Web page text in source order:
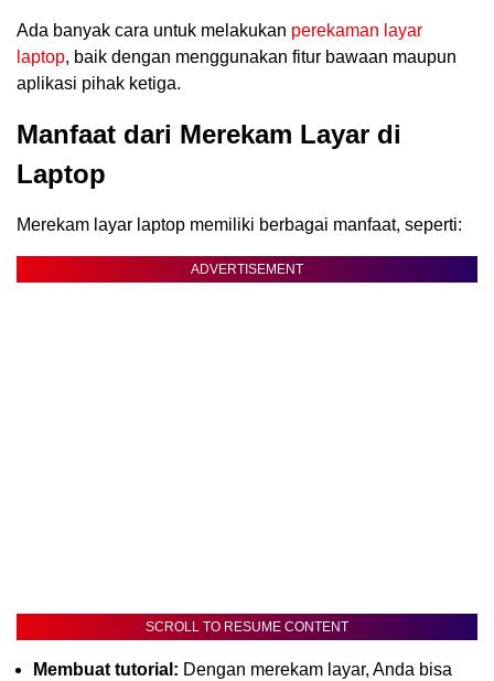
Ada banyak cara untuk melakukan perekaman layar
laptop, baik dengan menggunakan fitur bawaan maupun
aplikasi pihak ketiga.
Manfaat dari Merekam Layar di
Laptop
Merekam layar laptop memiliki berbagai manfaat, seperti:
ADVERTISEMENT
SCROLL TO RESUME CONTENT
Membuat tutorial: Dengan merekam layar, Anda bisa